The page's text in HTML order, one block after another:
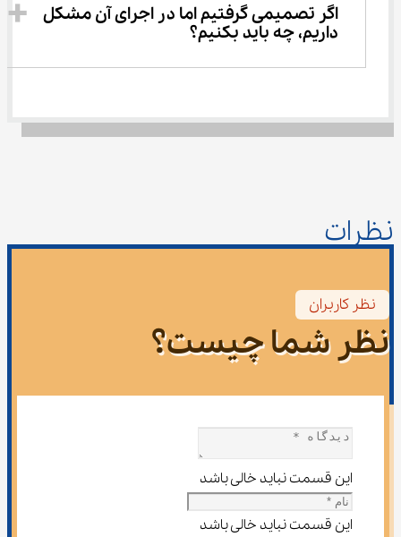
اگر تصمیمی گرفتیم اما در اجرای آن مشکل
داریم، چه باید بکنیم؟
نظرات
نظر کاربران
نظر شما چیست؟
این قسمت نباید خالی باشد
این قسمت نباید خالی باشد